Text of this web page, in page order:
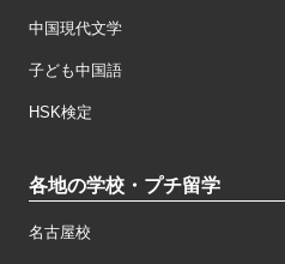
中国現代文学
子ども中国語
HSK検定
各地の学校・プチ留学
名古屋校